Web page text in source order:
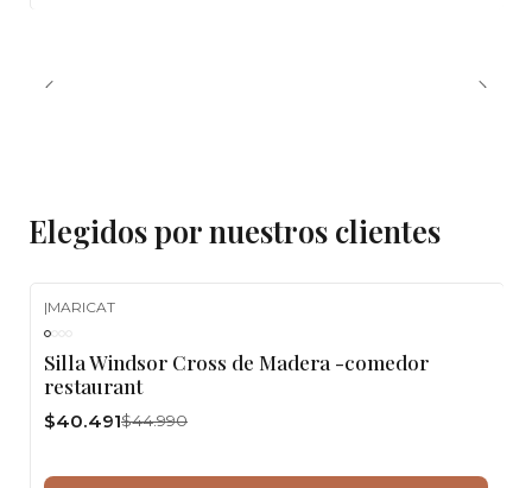
Elegidos por nuestros clientes
|MARICAT
Silla Windsor Cross de Madera -comedor
restaurant
$40.491$44.990